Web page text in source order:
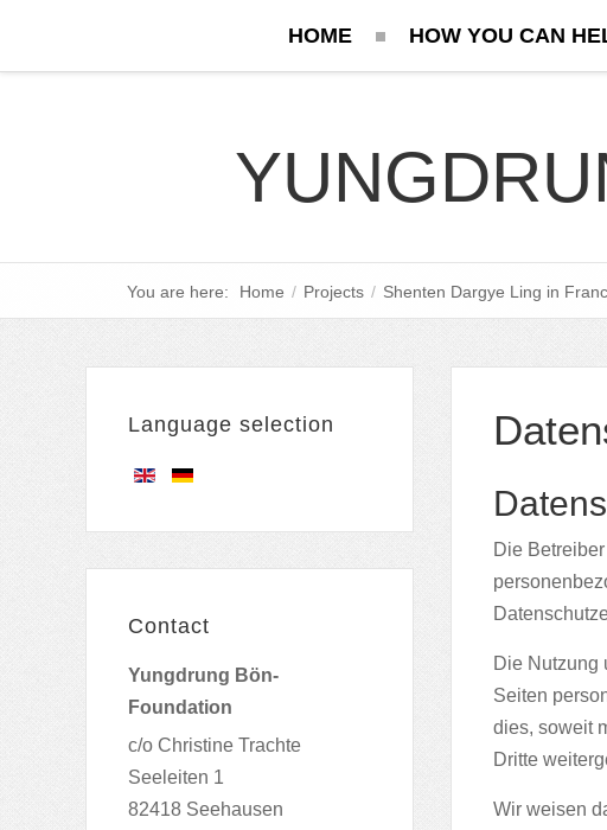
HOME HOW YOU CAN
You are here: Home / Projects / Shenten Dargye Ling in
Language selection
Contact
Yungdrung Bön-
Foundation
c/o Christine Trachte
Seeleiten 1
82418 Seehausen
Die
Die Nutzung
Seiten
dies, soweit
Dritte
Wir weisen